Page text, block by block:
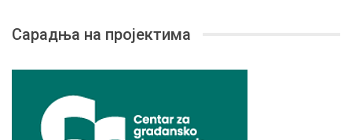
Сарадња на пројектима